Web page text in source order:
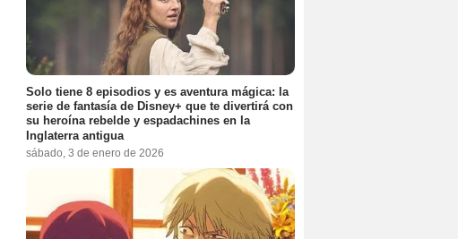
Solo tiene 8 episodios y es aventura mágica: la
serie de fantasía de Disney+ que te divertirá con
su heroína rebelde y espadachines en la
Inglaterra antigua
sábado, 3 de enero de 2026